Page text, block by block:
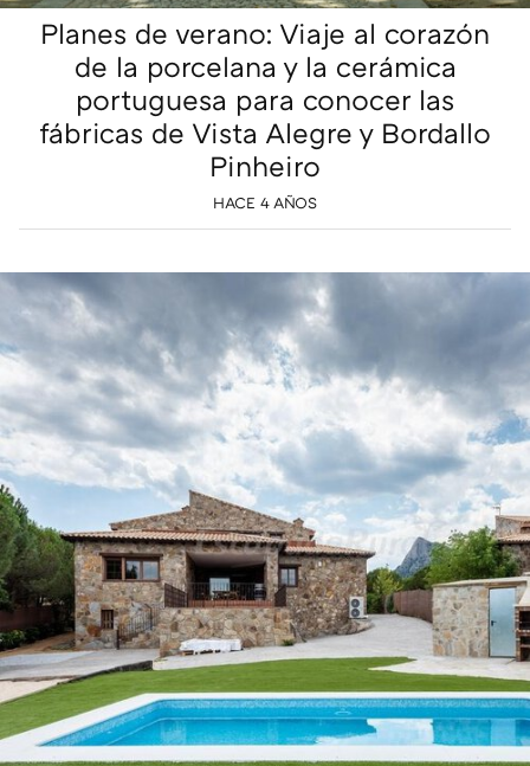
Planes de verano: Viaje al corazón
de la porcelana y la cerámica
portuguesa para conocer las
fábricas de Vista Alegre y Bordallo
Pinheiro
HACE 4 AÑOS